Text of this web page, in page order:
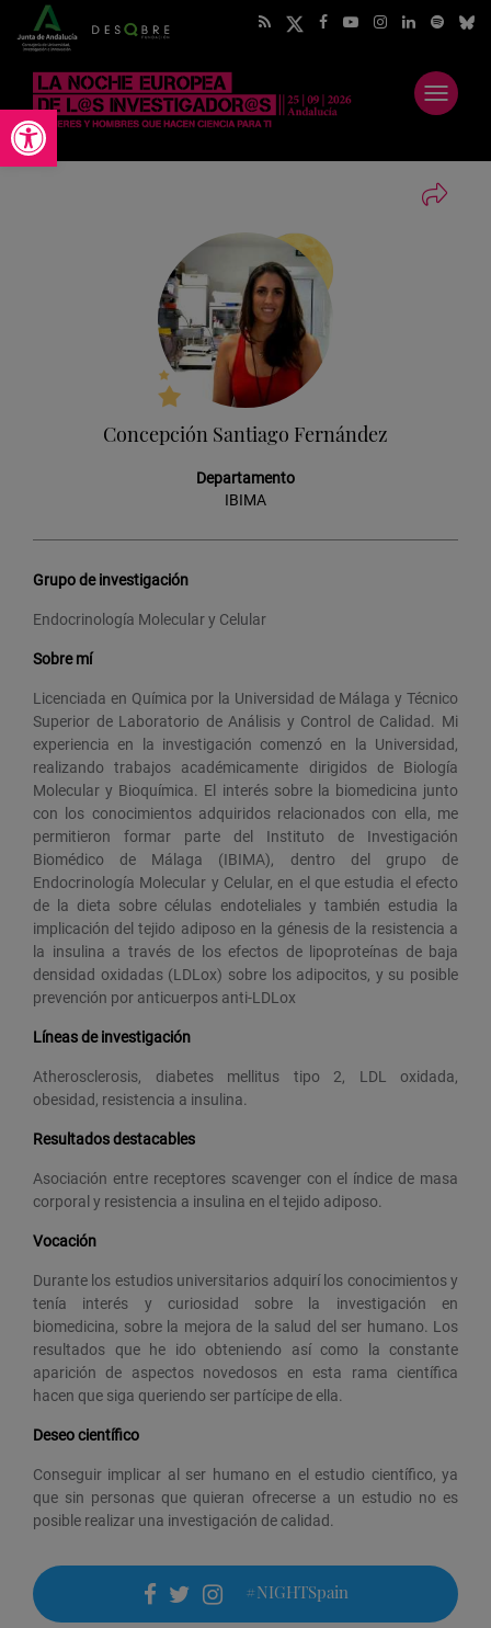
Abrir barra de herramientas
Abrir
menú
Concepción Santiago Fernández
Departamento
IBIMA
Grupo de investigación
Endocrinología Molecular y Celular
Sobre mí
Licenciada en Química por la Universidad de Málaga y Técnico
Superior de Laboratorio de Análisis y Control de Calidad. Mi
experiencia en la investigación comenzó en la Universidad,
realizando trabajos académicamente dirigidos de Biología
Molecular y Bioquímica. El interés sobre la biomedicina junto
con los conocimientos adquiridos relacionados con ella, me
permitieron formar parte del Instituto de Investigación
Biomédico de Málaga (IBIMA), dentro del grupo de
Endocrinología Molecular y Celular, en el que estudia el efecto
de la dieta sobre células endoteliales y también estudia la
implicación del tejido adiposo en la génesis de la resistencia a
la insulina a través de los efectos de lipoproteínas de baja
densidad oxidadas (LDLox) sobre los adipocitos, y su posible
prevención por anticuerpos anti-LDLox
Líneas de investigación
Atherosclerosis, diabetes mellitus tipo 2, LDL oxidada,
obesidad, resistencia a insulina.
Resultados destacables
Asociación entre receptores scavenger con el índice de masa
corporal y resistencia a insulina en el tejido adiposo.
Vocación
Durante los estudios universitarios adquirí los conocimientos y
tenía interés y curiosidad sobre la investigación en
biomedicina, sobre la mejora de la salud del ser humano. Los
resultados que he ido obteniendo así como la constante
aparición de aspectos novedosos en esta rama científica
hacen que siga queriendo ser partícipe de ella.
Deseo científico
Conseguir implicar al ser humano en el estudio científico, ya
que sin personas que quieran ofrecerse a un estudio no es
posible realizar una investigación de calidad.
#NIGHTSpain